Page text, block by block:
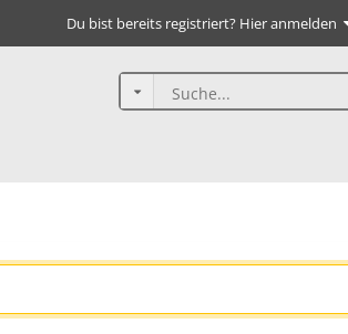
Du bist bereits registriert? Hier anmelden